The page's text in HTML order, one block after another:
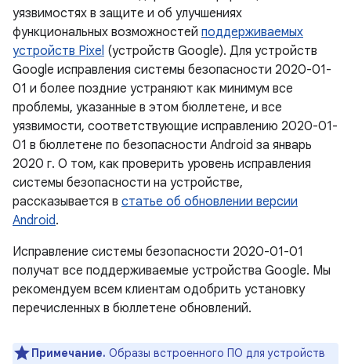
уязвимостях в защите и об улучшениях
функциональных возможностей поддерживаемых
устройств Pixel (устройств Google). Для устройств
Google исправления системы безопасности 2020-01-
01 и более поздние устраняют как минимум все
проблемы, указанные в этом бюллетене, и все
уязвимости, соответствующие исправлению 2020-01-
01 в бюллетене по безопасности Android за январь
2020 г. О том, как проверить уровень исправления
системы безопасности на устройстве,
рассказывается в статье об обновлении версии
Android.
Исправление системы безопасности 2020-01-01
получат все поддерживаемые устройства Google. Мы
рекомендуем всем клиентам одобрить установку
перечисленных в бюллетене обновлений.
Примечание. Образы встроенного ПО для устройств